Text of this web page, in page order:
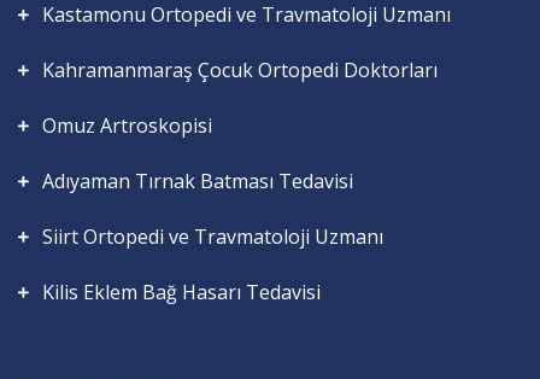
Kastamonu Ortopedi ve Travmatoloji Uzmanı
Kahramanmaraş Çocuk Ortopedi Doktorları
Omuz Artroskopisi
Adıyaman Tırnak Batması Tedavisi
Siirt Ortopedi ve Travmatoloji Uzmanı
Kilis Eklem Bağ Hasarı Tedavisi